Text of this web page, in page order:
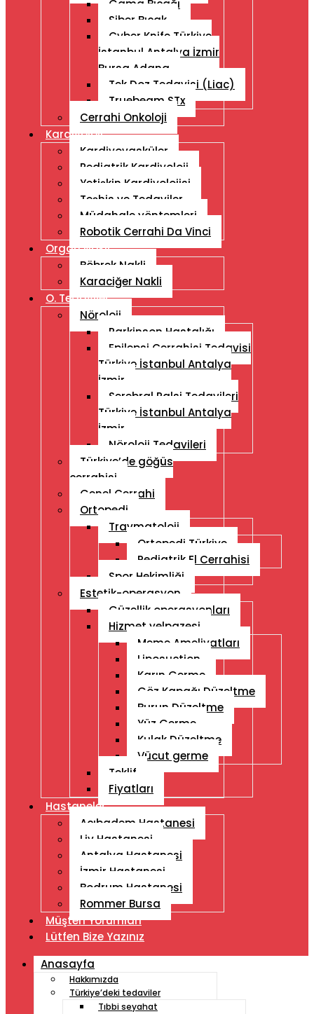
Gama Bıçağı
Siber Bıçak
Cyber ​​Knife Türkiye
İstanbul Antalya İzmir
Bursa Adana
Tek Doz Tedavisi (Liac)
Truebeam STx
Cerrahi Onkoloji
Kardiyoloji
Kardiyovasküler
Pediatrik Kardiyoloji
Yetişkin Kardiyolojisi
Teşhis ve Tedaviler
Müdahale yöntemleri
Robotik Cerrahi Da Vinci
Organ Nakli
Böbrek Nakli
Karaciğer Nakli
O. Tedaviler
Nöroloji
Parkinson Hastalığı
Epilepsi Cerrahisi Tedavisi
Türkiye İstanbul Antalya
İzmir
Serebral Palsi Tedavileri
Türkiye İstanbul Antalya
İzmir
Nöroloji Tedavileri
Türkiye’de göğüs
cerrahisi
Genel Cerrahi
Ortopedi
Travmatoloji
Ortopedi Türkiye
Pediatrik El Cerrahisi
Spor Hekimliği
Estetik-operasyon
Güzellik operasyonları
Hizmet yelpazesi
Meme Ameliyatları
Liposuction
Karın Germe
Göz Kapağı Düzeltme
Burun Düzeltme
Yüz Germe
Kulak Düzeltme
Vücut germe
Teklif
Fiyatları
Hastaneler
Acıbadem Hastanesi
Liv Hastanesi
Antalya Hastanesi
İzmir Hastanesi
Bodrum Hastanesi
Rommer Bursa
Müşteri Yorumları
Lütfen Bize Yazınız
Anasayfa
Hakkımızda
Türkiye’deki tedaviler
Tıbbi seyahat